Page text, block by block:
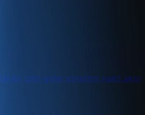
gelir-gider yönetimi, nakit akışı